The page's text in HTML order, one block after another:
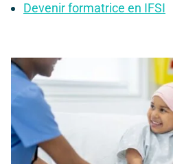
Devenir formatrice en IFSI